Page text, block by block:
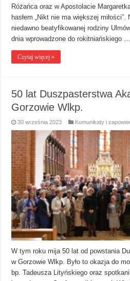
Różańca oraz w Apostolacie
hasłem „Nikt nie ma większej
niedawno beatyfikowanej rodziny
dnia wprowadzone do rokitniańskiego …
Czytaj więcej »
50 lat Duszpasterstwa
Gorzowie Wlkp.
30 września 2023 Komunikaty i
W tym roku mija 50 lat od powstania
w Gorzowie Wlkp. Było to okazja do
bp. Tadeusza Lityńskiego oraz